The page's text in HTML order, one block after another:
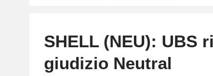
SHELL (NEU): UBS
giudizio Neutral